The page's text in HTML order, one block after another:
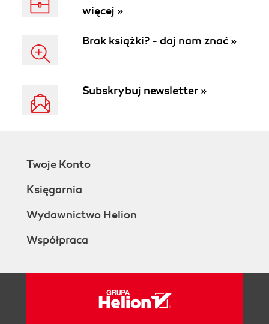
więcej »
Brak książki? - daj nam znać »
Subskrybuj newsletter »
Twoje Konto
Księgarnia
Wydawnictwo Helion
Współpraca